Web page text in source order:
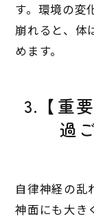
す。環境の変
崩れると、体
めます。
3. 【重
過
自律神経の乱
神面にも大き